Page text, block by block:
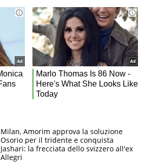
Milan, Amorim approva la soluzione
Osorio per il tridente e conquista
Jashari: la frecciata dello svizzero all'ex
Allegri